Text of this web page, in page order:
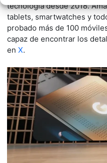
tecnología desde 2018.
tablets, smartwatches y
probado más de 100
capaz de encontrar los
en X.